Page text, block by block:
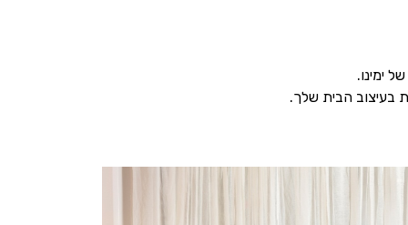
ימינו.
בעיצוב הבית שלך.